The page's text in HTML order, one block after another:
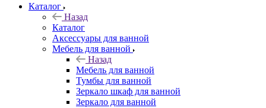
Каталог
Назад
Каталог
Аксессуары для ванной
Мебель для ванной
Назад
Мебель для ванной
Тумбы для ванной
Зеркало шкаф для ванной
Зеркало для ванной